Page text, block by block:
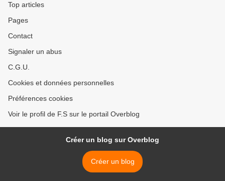
Top articles
Pages
Contact
Signaler un abus
C.G.U.
Cookies et données personnelles
Préférences cookies
Voir le profil de F.S sur le portail Overblog
Créer un blog sur Overblog
Créer un blog